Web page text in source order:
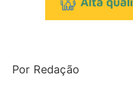
Por Redação